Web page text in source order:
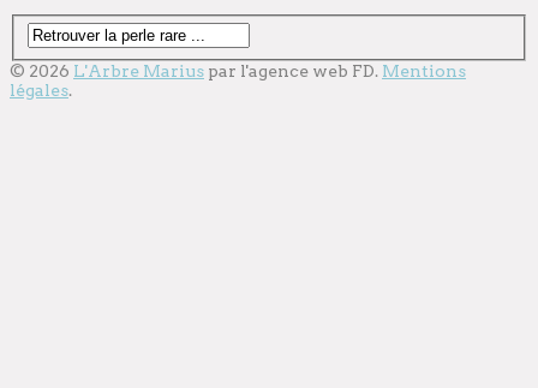
© 2026 L'Arbre Marius par l'agence web FD. Mentions
légales.